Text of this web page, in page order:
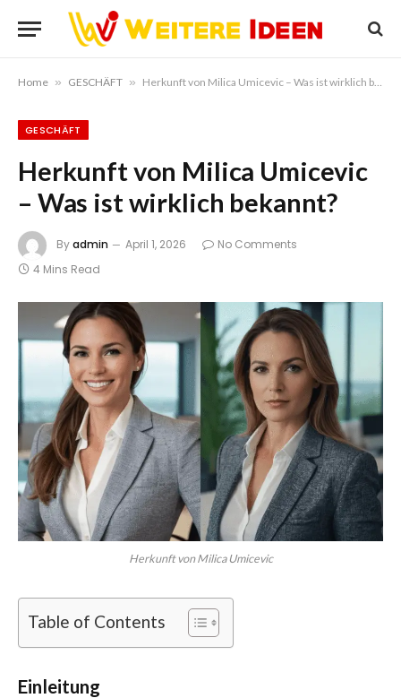
Home » GESCHÄFT » Herkunft von Milica Umicevic – Was ist wirklich bekannt?
GESCHÄFT
Herkunft von Milica Umicevic
– Was ist wirklich bekannt?
Byadmin April 1, 2026
No Comments
4 Mins Read
Herkunft von Milica Umicevic
Table of Contents
Einleitung